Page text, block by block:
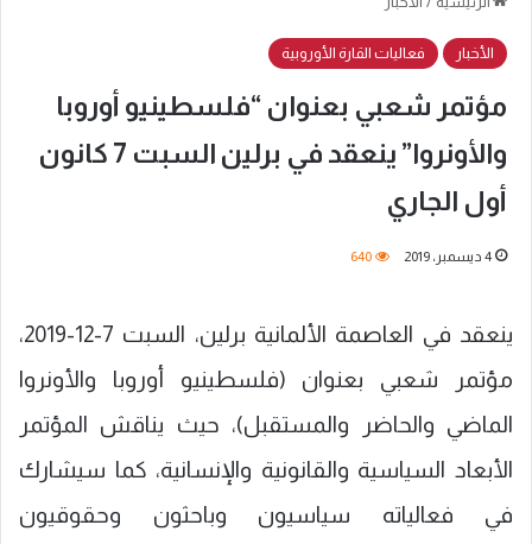
الأخبار فعاليات القارة الأوروبية
مؤتمر شعبي بعنوان “فلسطينيو أوروبا
والأونروا” ينعقد في برلين السبت 7 كانون
أول الجاري
4 ديسمبر، 2019 640
ينعقد في العاصمة الألمانية برلين، السبت 7-12-2019،
مؤتمر شعبي بعنوان (فلسطينيو أوروبا والأونروا
الماضي والحاضر والمستقبل)، حيث يناقش المؤتمر
الأبعاد السياسية والقانونية والإنسانية، كما سيشارك
في فعالياته سياسيون وباحثون وحقوقيون